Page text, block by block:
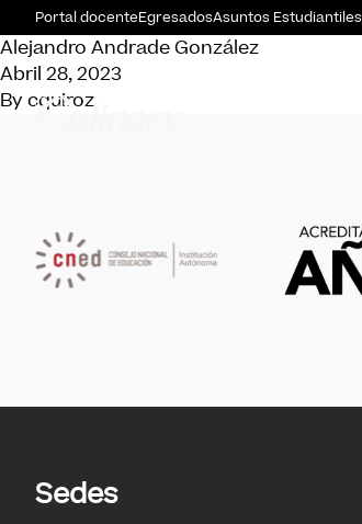
Portal docenteEgresadosAsuntos Estudiantiles
Alejandro Andrade González
Abril 28, 2023
Bycquiroz
Sedes